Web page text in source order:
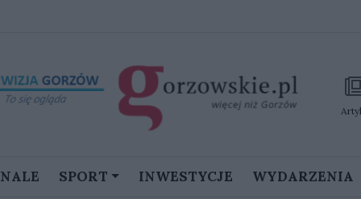
SPORT INWESTYCJE WYDARZENIA